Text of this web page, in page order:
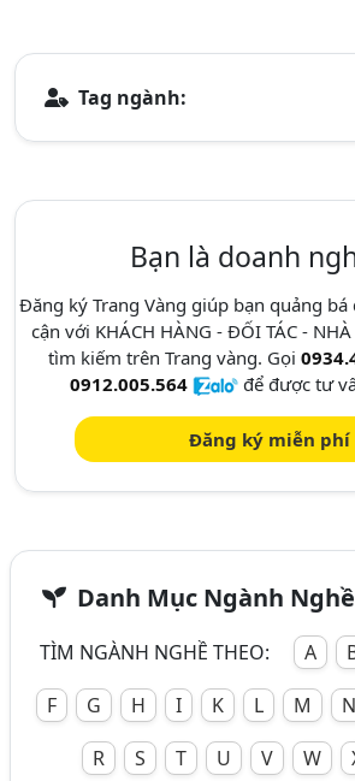
Tag ngành:
Bạn là doanh
Đăng ký Trang Vàng giúp bạn quảng
cận với KHÁCH HÀNG - ĐỐI TÁC -
tìm kiếm trên Trang vàng. Gọi
0912.005.564
để được tư
Đăng ký miễn phí
Danh Mục Ngành
TÌM NGÀNH NGHỀ THEO: A
F
G H I K L M N
R
S T U V W